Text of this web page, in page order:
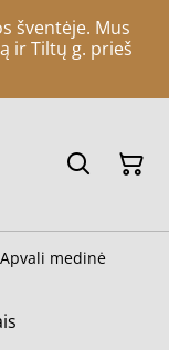
šventėje. Mus
ir Tiltų g. prieš
Apvali medinė